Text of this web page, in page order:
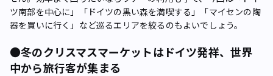
ツ南部を中心に」「ドイツの黒い森を満喫する」「マイセンの陶
器を買いに行く」など巡るエリアを絞るのもよいでしょう。
●冬のクリスマスマーケットはドイツ発祥、世界
中から旅行客が集まる